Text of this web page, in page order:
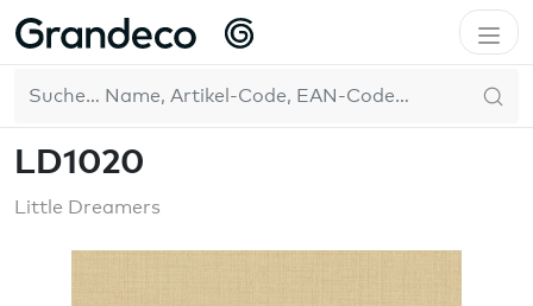
Home WallFashion Little Dreamers
LD1020
Little Dreamers